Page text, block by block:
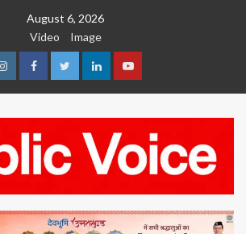
August 6, 2026
Video
Image
InstagramFacebookTwitterLinkedinYoutube